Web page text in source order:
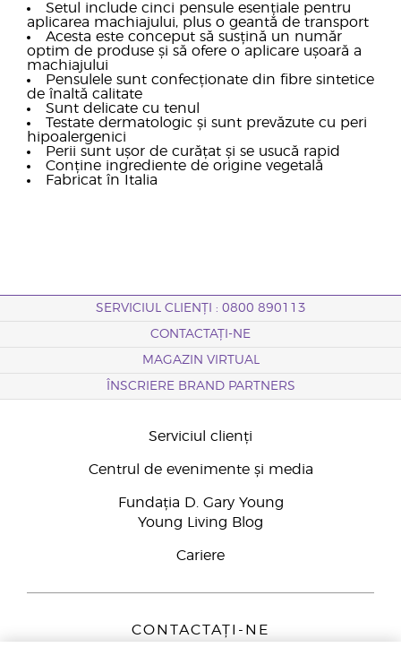
Setul include cinci pensule esențiale pentru
aplicarea machiajului, plus o geantă de transport
Acesta este conceput să susțină un număr
optim de produse și să ofere o aplicare ușoară a
machiajului
Pensulele sunt confecționate din fibre sintetice
de înaltă calitate
Sunt delicate cu tenul
Testate dermatologic și sunt prevăzute cu peri
hipoalergenici
Perii sunt ușor de curățat și se usucă rapid
Conține ingrediente de origine vegetală
Fabricat în Italia
SERVICIUL CLIENȚI : 0800 890113
CONTACTAȚI-NE
MAGAZIN VIRTUAL
ÎNSCRIERE BRAND PARTNERS
Serviciul clienți
Centrul de evenimente și media
Fundația D. Gary Young
Young Living Blog
Cariere
CONTACTAȚI-NE